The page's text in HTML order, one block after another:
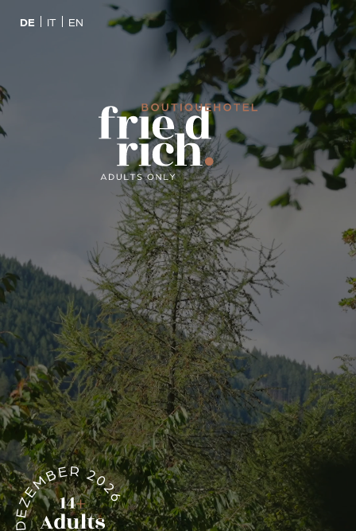
DE IT EN
FUNKENGESCHENK
KLICK UND LOS!
Zimmer & Suiten
Geschmacksfeuer
Nachglühen
Dolomiten